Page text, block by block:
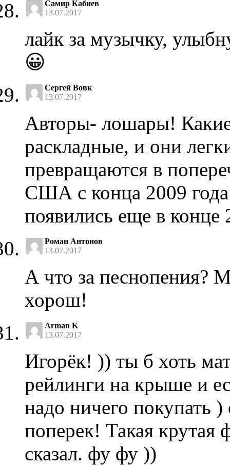
Самир Кабиев
13.07.2017
лайк за музычку,
😀
Сергей Вовк
13.07.2017
Авторы- лошары!
раскладные, и они
превращаются в
США с конца 2009
появились еще в конце
Роман Антонов
13.07.2017
А что за песнопения?
хорош!
Arman K
13.07.2017
Игорёк! )) ты б хоть
рейлинги на крыше и
надо ничего покупать
поперек! Такая крутая
сказал. фу фу ))